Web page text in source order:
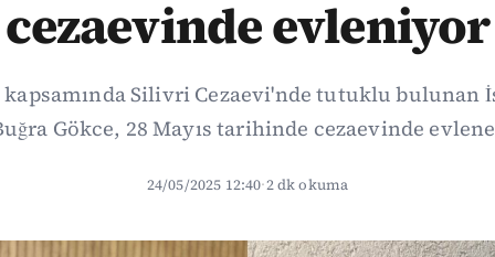
cezaevinde evleniyor
kapsamında Silivri Cezaevi'nde tutuklu bulunan
Gökce, 28 Mayıs tarihinde cezaevinde
24/05/2025 12:40·2 dk okuma